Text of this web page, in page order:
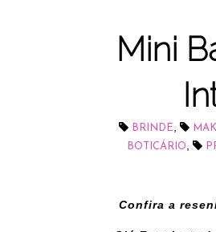
Mini
BRINDE
BOTICÁRIO
Confira a